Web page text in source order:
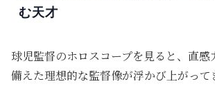
む天才
球児監督のホロスコープを見ると、直感
備えた理想的な監督像が浮かび上がって